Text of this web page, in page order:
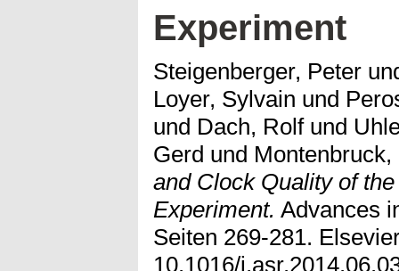
Experiment
Steigenberger, Peter
Loyer, Sylvain und
und Dach, Rolfund
Gerd und
and Clock Quality of
Experiment. Advances
Seiten 269-281.
10.1016/